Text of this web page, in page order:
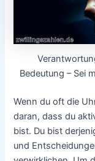
Bedeutung – Sei
Wenn du oft die
daran, dass du
bist. Du bist
und